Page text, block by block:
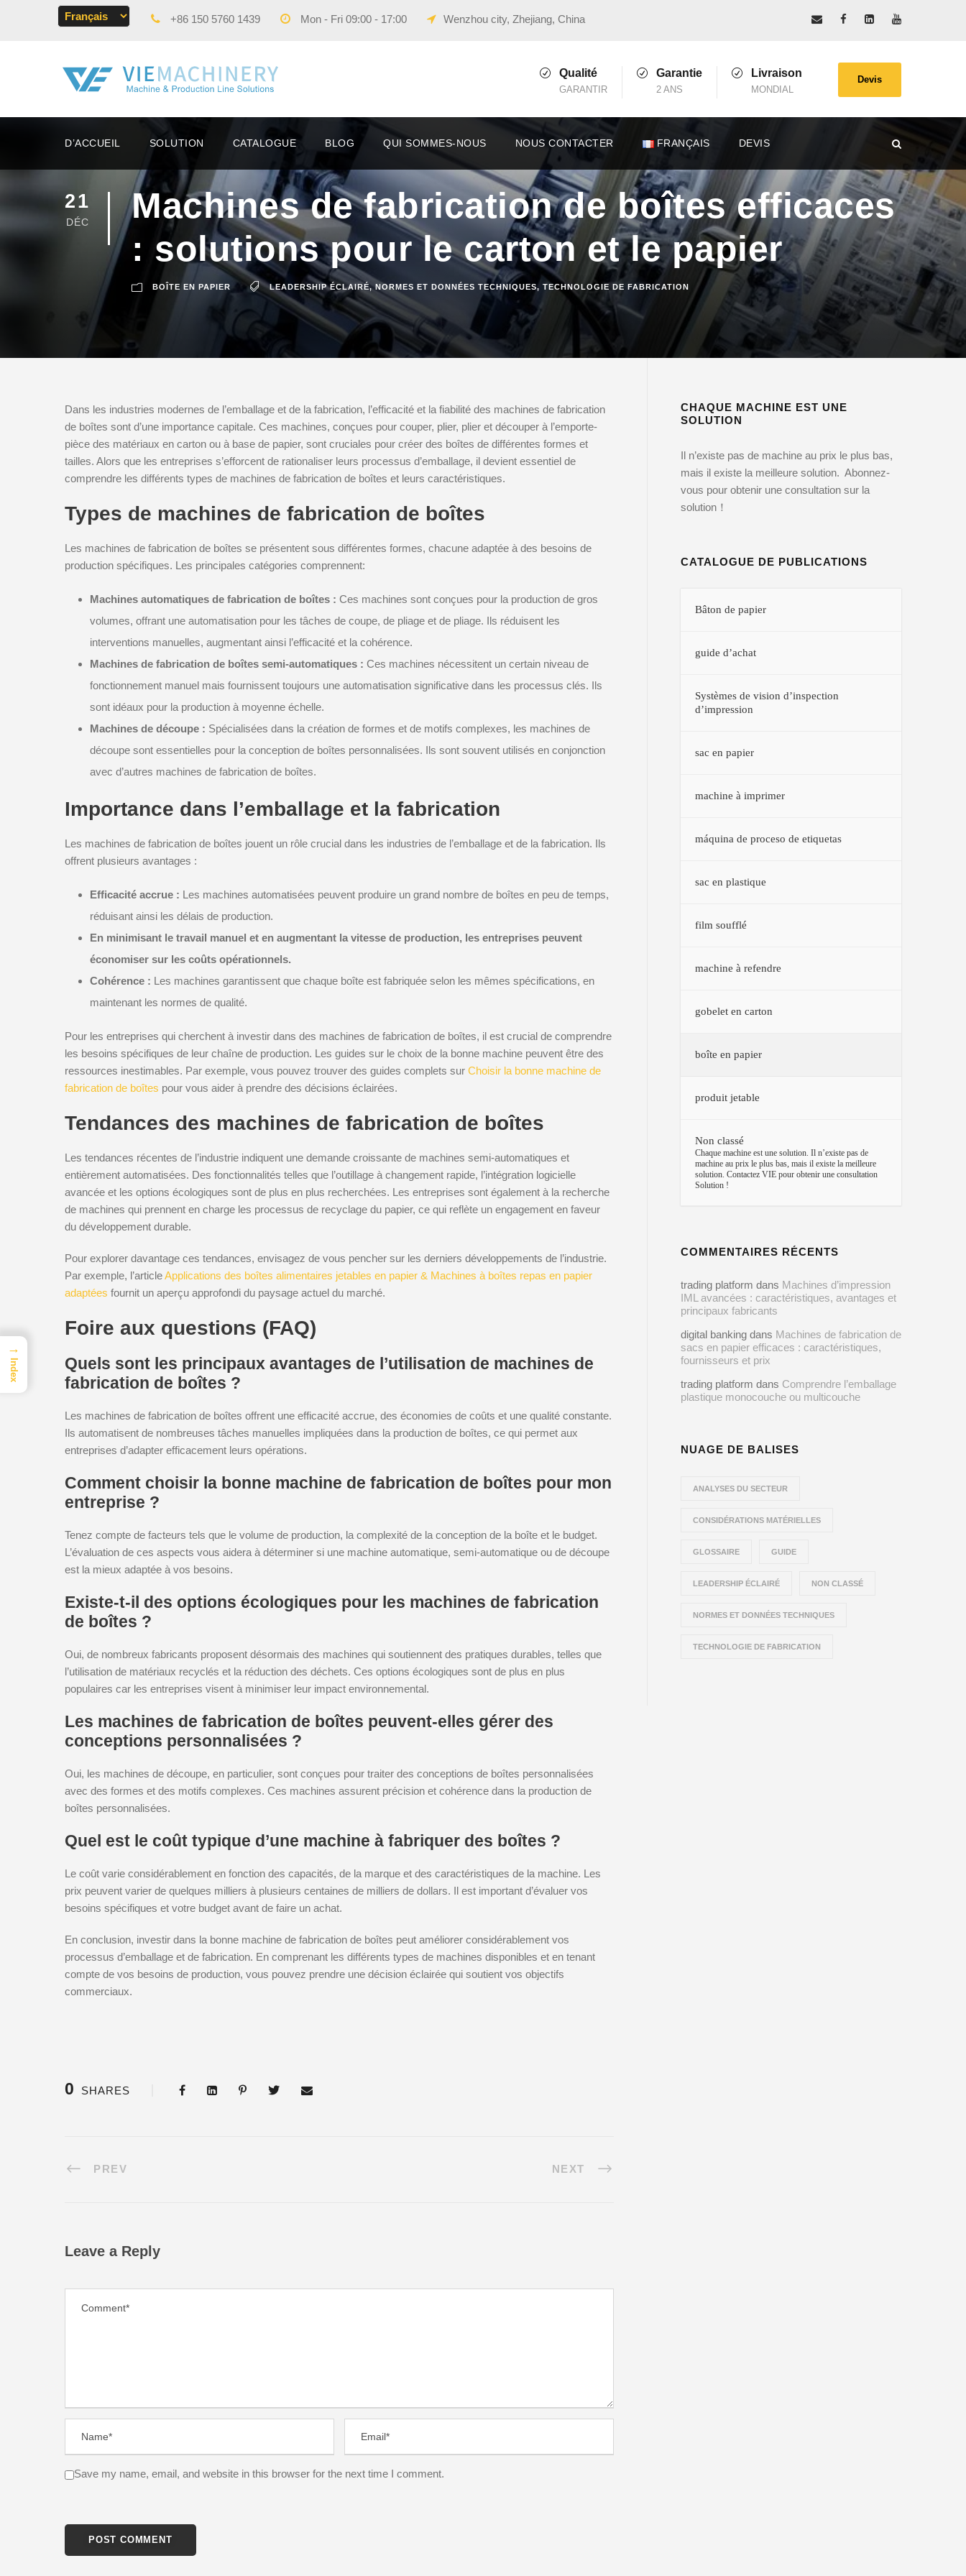
+86 150 5760 1439 Mon - Fri 09:00 - 17:00 Wenzhou city, Zhejiang, China
Qualité
GARANTIR
Garantie
2 ANS
Livraison
MONDIAL
Devis
D’ACCUEIL SOLUTION CATALOGUE BLOG QUI SOMMES-NOUS NOUS CONTACTER FRANÇAIS DEVIS
21
DÉC
Machines de fabrication de boîtes efficaces
: solutions pour le carton et le papier
BOÎTE EN PAPIER LEADERSHIP ÉCLAIRÉ, NORMES ET DONNÉES TECHNIQUES, TECHNOLOGIE DE FABRICATION
Dans les industries modernes de l’emballage et de la fabrication, l’efficacité et la fiabilité des machines de fabrication
de boîtes sont d’une importance capitale. Ces machines, conçues pour couper, plier, plier et découper à l’emporte-
pièce des matériaux en carton ou à base de papier, sont cruciales pour créer des boîtes de différentes formes et
tailles. Alors que les entreprises s’efforcent de rationaliser leurs processus d’emballage, il devient essentiel de
comprendre les différents types de machines de fabrication de boîtes et leurs caractéristiques.
Types de machines de fabrication de boîtes
Les machines de fabrication de boîtes se présentent sous différentes formes, chacune adaptée à des besoins de
production spécifiques. Les principales catégories comprennent:
Machines automatiques de fabrication de boîtes : Ces machines sont conçues pour la production de gros
volumes, offrant une automatisation pour les tâches de coupe, de pliage et de pliage. Ils réduisent les
interventions manuelles, augmentant ainsi l’efficacité et la cohérence.
Machines de fabrication de boîtes semi-automatiques : Ces machines nécessitent un certain niveau de
fonctionnement manuel mais fournissent toujours une automatisation significative dans les processus clés. Ils
sont idéaux pour la production à moyenne échelle.
Machines de découpe : Spécialisées dans la création de formes et de motifs complexes, les machines de
découpe sont essentielles pour la conception de boîtes personnalisées. Ils sont souvent utilisés en conjonction
avec d’autres machines de fabrication de boîtes.
Importance dans l’emballage et la fabrication
Les machines de fabrication de boîtes jouent un rôle crucial dans les industries de l’emballage et de la fabrication. Ils
offrent plusieurs avantages :
Efficacité accrue : Les machines automatisées peuvent produire un grand nombre de boîtes en peu de temps,
réduisant ainsi les délais de production.
En minimisant le travail manuel et en augmentant la vitesse de production, les entreprises peuvent
économiser sur les coûts opérationnels.
Cohérence : Les machines garantissent que chaque boîte est fabriquée selon les mêmes spécifications, en
maintenant les normes de qualité.
Pour les entreprises qui cherchent à investir dans des machines de fabrication de boîtes, il est crucial de comprendre
les besoins spécifiques de leur chaîne de production. Les guides sur le choix de la bonne machine peuvent être des
ressources inestimables. Par exemple, vous pouvez trouver des guides complets sur Choisir la bonne machine de
fabrication de boîtes pour vous aider à prendre des décisions éclairées.
Tendances des machines de fabrication de boîtes
Les tendances récentes de l’industrie indiquent une demande croissante de machines semi-automatiques et
entièrement automatisées. Des fonctionnalités telles que l’outillage à changement rapide, l’intégration logicielle
avancée et les options écologiques sont de plus en plus recherchées. Les entreprises sont également à la recherche
de machines qui prennent en charge les processus de recyclage du papier, ce qui reflète un engagement en faveur
du développement durable.
Pour explorer davantage ces tendances, envisagez de vous pencher sur les derniers développements de l’industrie.
Par exemple, l’articleApplications des boîtes alimentaires jetables en papier & Machines à boîtes repas en papier
adaptées fournit un aperçu approfondi du paysage actuel du marché.
Foire aux questions (FAQ)
Quels sont les principaux avantages de l’utilisation de machines de
fabrication de boîtes ?
Les machines de fabrication de boîtes offrent une efficacité accrue, des économies de coûts et une qualité constante.
Ils automatisent de nombreuses tâches manuelles impliquées dans la production de boîtes, ce qui permet aux
entreprises d’adapter efficacement leurs opérations.
Comment choisir la bonne machine de fabrication de boîtes pour mon
entreprise ?
Tenez compte de facteurs tels que le volume de production, la complexité de la conception de la boîte et le budget.
L’évaluation de ces aspects vous aidera à déterminer si une machine automatique, semi-automatique ou de découpe
est la mieux adaptée à vos besoins.
Existe-t-il des options écologiques pour les machines de fabrication
de boîtes ?
Oui, de nombreux fabricants proposent désormais des machines qui soutiennent des pratiques durables, telles que
l’utilisation de matériaux recyclés et la réduction des déchets. Ces options écologiques sont de plus en plus
populaires car les entreprises visent à minimiser leur impact environnemental.
Les machines de fabrication de boîtes peuvent-elles gérer des
conceptions personnalisées ?
Oui, les machines de découpe, en particulier, sont conçues pour traiter des conceptions de boîtes personnalisées
avec des formes et des motifs complexes. Ces machines assurent précision et cohérence dans la production de
boîtes personnalisées.
Quel est le coût typique d’une machine à fabriquer des boîtes ?
Le coût varie considérablement en fonction des capacités, de la marque et des caractéristiques de la machine. Les
prix peuvent varier de quelques milliers à plusieurs centaines de milliers de dollars. Il est important d’évaluer vos
besoins spécifiques et votre budget avant de faire un achat.
En conclusion, investir dans la bonne machine de fabrication de boîtes peut améliorer considérablement vos
processus d’emballage et de fabrication. En comprenant les différents types de machines disponibles et en tenant
compte de vos besoins de production, vous pouvez prendre une décision éclairée qui soutient vos objectifs
commerciaux.
0 SHARES
PREV NEXT
Leave a Reply
Save my name, email, and website in this browser for the next time I comment.
CHAQUE MACHINE EST UNE
SOLUTION
Il n’existe pas de machine au prix le plus bas,
mais il existe la meilleure solution. Abonnez-
vous pour obtenir une consultation sur la
solution！
CATALOGUE DE PUBLICATIONS
Bâton de papier
guide d’achat
Systèmes de vision d’inspection
d’impression
sac en papier
machine à imprimer
máquina de proceso de etiquetas
sac en plastique
film soufflé
machine à refendre
gobelet en carton
boîte en papier
produit jetable
Non classé
–
Chaque machine est une solution. Il n’existe pas de
machine au prix le plus bas, mais il existe la meilleure
solution. Contactez VIE pour obtenir une consultation
Solution !
COMMENTAIRES RÉCENTS
trading platform dans Machines d’impression
IML avancées : caractéristiques, avantages et
principaux fabricants
digital banking dans Machines de fabrication de
sacs en papier efficaces : caractéristiques,
fournisseurs et prix
trading platform dans Comprendre l’emballage
plastique monocouche ou multicouche
NUAGE DE BALISES
ANALYSES DU SECTEUR
CONSIDÉRATIONS MATÉRIELLES
GLOSSAIRE GUIDE
LEADERSHIP ÉCLAIRÉ NON CLASSÉ
NORMES ET DONNÉES TECHNIQUES
TECHNOLOGIE DE FABRICATION
→
Index